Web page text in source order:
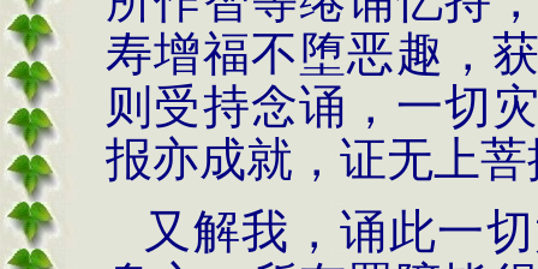
寿增福不堕恶趣，
则受持念诵，一切
报亦成就，证无上
又解我，诵此一